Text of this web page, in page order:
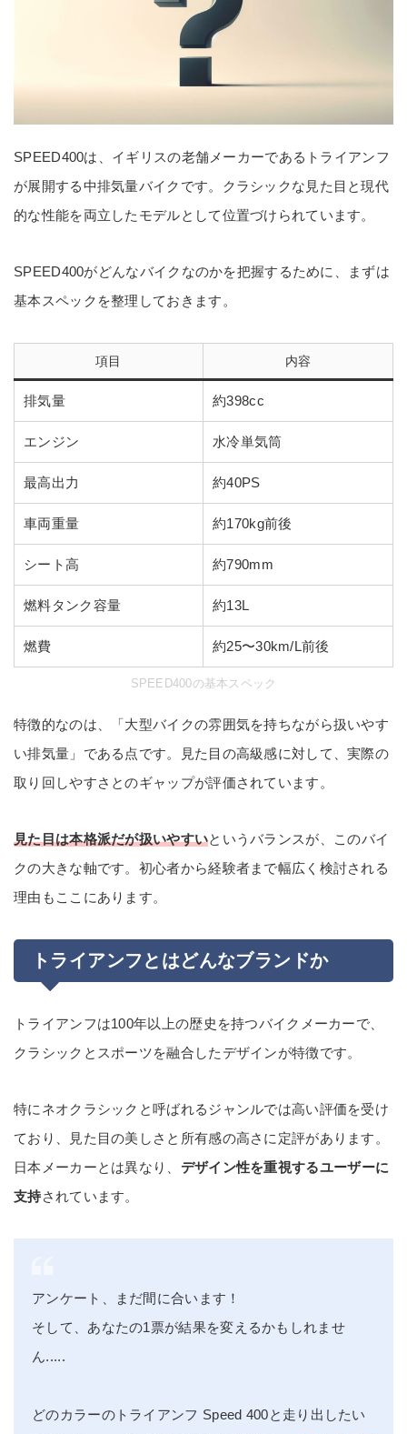
SPEED400は、イギリスの老舗メーカーであるトライアンフ
が展開する中排気量バイクです。クラシックな見た目と現代
的な性能を両立したモデルとして位置づけられています。
SPEED400がどんなバイクなのかを把握するために、まずは
基本スペックを整理しておきます。
項目 内容
排気量 約398cc
エンジン 水冷単気筒
最高出力 約40PS
車両重量 約170kg前後
シート高 約790mm
燃料タンク容量 約13L
燃費 約25〜30km/L前後
SPEED400の基本スペック
特徴的なのは、「大型バイクの雰囲気を持ちながら扱いやす
い排気量」である点です。見た目の高級感に対して、実際の
取り回しやすさとのギャップが評価されています。
見た目は本格派だが扱いやすいというバランスが、このバイ
クの大きな軸です。初心者から経験者まで幅広く検討される
理由もここにあります。
トライアンフとはどんなブランドか
トライアンフは100年以上の歴史を持つバイクメーカーで、
クラシックとスポーツを融合したデザインが特徴です。
特にネオクラシックと呼ばれるジャンルでは高い評価を受け
ており、見た目の美しさと所有感の高さに定評があります。
日本メーカーとは異なり、 デザイン性を重視するユーザーに
支持されています。
アンケート、まだ間に合います！
そして、あなたの1票が結果を変えるかもしれませ
ん.....
どのカラーのトライアンフ Speed 400と走り出したい